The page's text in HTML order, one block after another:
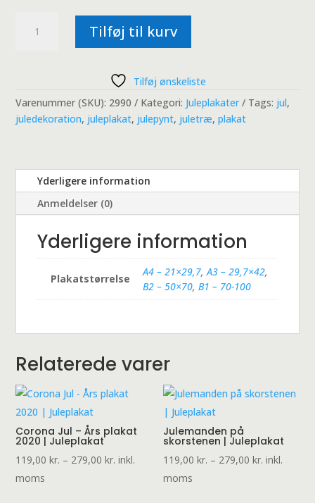
Tilføj til kurv
Tilføj ønskeliste
Varenummer (SKU): 2990 Kategori: Juleplakater Tags: jul,
juledekoration, juleplakat, julepynt, juletræ,plakat
Yderligere information
Anmeldelser (0)
Yderligere information
Plakatstørrelse
A4 – 21×29,7,A3 – 29,7×42,
B2 – 50×70,B1 – 70-100
Relaterede varer
Corona Jul – Års plakat
2020 | Juleplakat
119,00kr. – 279,00kr. Prisinterval:
inkl.
moms
Julemanden på
skorstenen | Juleplakat
119,00kr. – 279,00kr. Prisinterval:
inkl.
moms